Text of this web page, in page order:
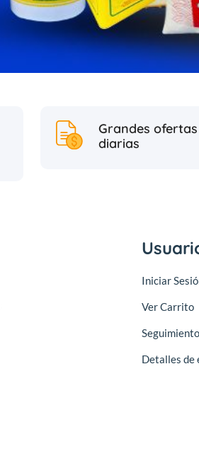
Grandes ofertas
diarias
Iniciar
Ver Carrito
Detalles de